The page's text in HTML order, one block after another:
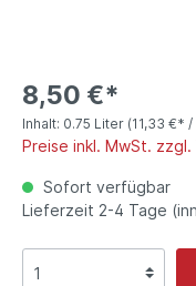
8,50 €*
Inhalt: 0.75 Liter (11,33 €* /
Preise inkl. MwSt.
Sofort verfügbar
Lieferzeit 2-4 Tage